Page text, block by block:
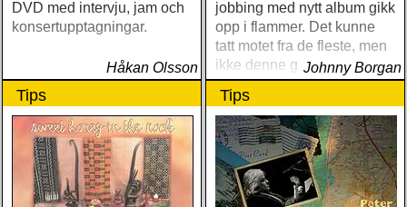
DVD med intervju, jam och
konsertupptagningar.
Håkan Olsson
jobbing med nytt album gikk
opp i flammer. Det kunne
tatt motet fra de fleste, men
ikke denne guttenJohnny Borgan
Tips Tips